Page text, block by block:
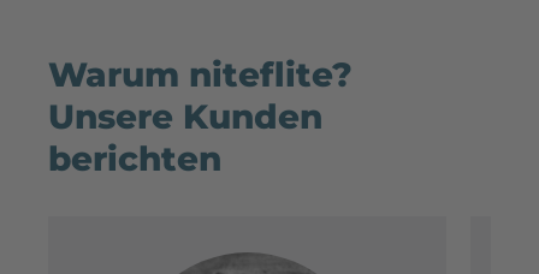
Warum niteflite?
Unsere Kunden
berichten